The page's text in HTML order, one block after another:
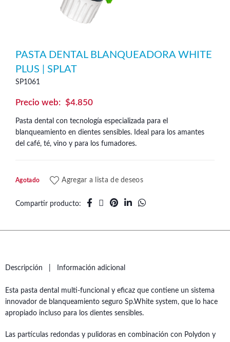
PASTA DENTAL BLANQUEADORA WHITE
PLUS | SPLAT
SP1061
$4.850
Pasta dental con tecnología especializada para el
blanqueamiento en dientes sensibles. Ideal para los amantes
del café, té, vino y para los fumadores.
Agotado Agregar a lista de deseos
Compartir producto
Descripción Información adicional
Esta pasta dental multi-funcional y eficaz que contiene un sistema
innovador de blanqueamiento seguro Sp.White system, que lo hace
apropiado incluso para los dientes sensibles.
Las partículas redondas y pulidoras en combinación con Polydon y